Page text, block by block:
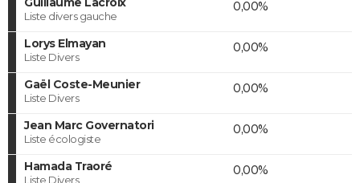
Liste divers gauche
0,00%
Lorys Elmayan
Liste Divers
0,00%
Gaël Coste-Meunier
Liste Divers
0,00%
Jean Marc Governatori
Liste écologiste
0,00%
Hamada Traoré
Liste Divers
0,00%